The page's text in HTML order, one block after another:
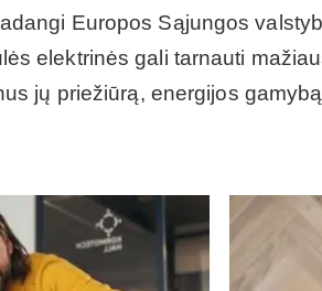
Europos Sąjungos
elektrinės gali tarnauti
jų priežiūrą, energijos